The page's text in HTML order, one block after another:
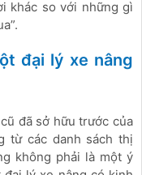
khác so với những gì
đại lý xe nâng
đã sở hữu trước của
từ các danh sách thị
không phải là một ý